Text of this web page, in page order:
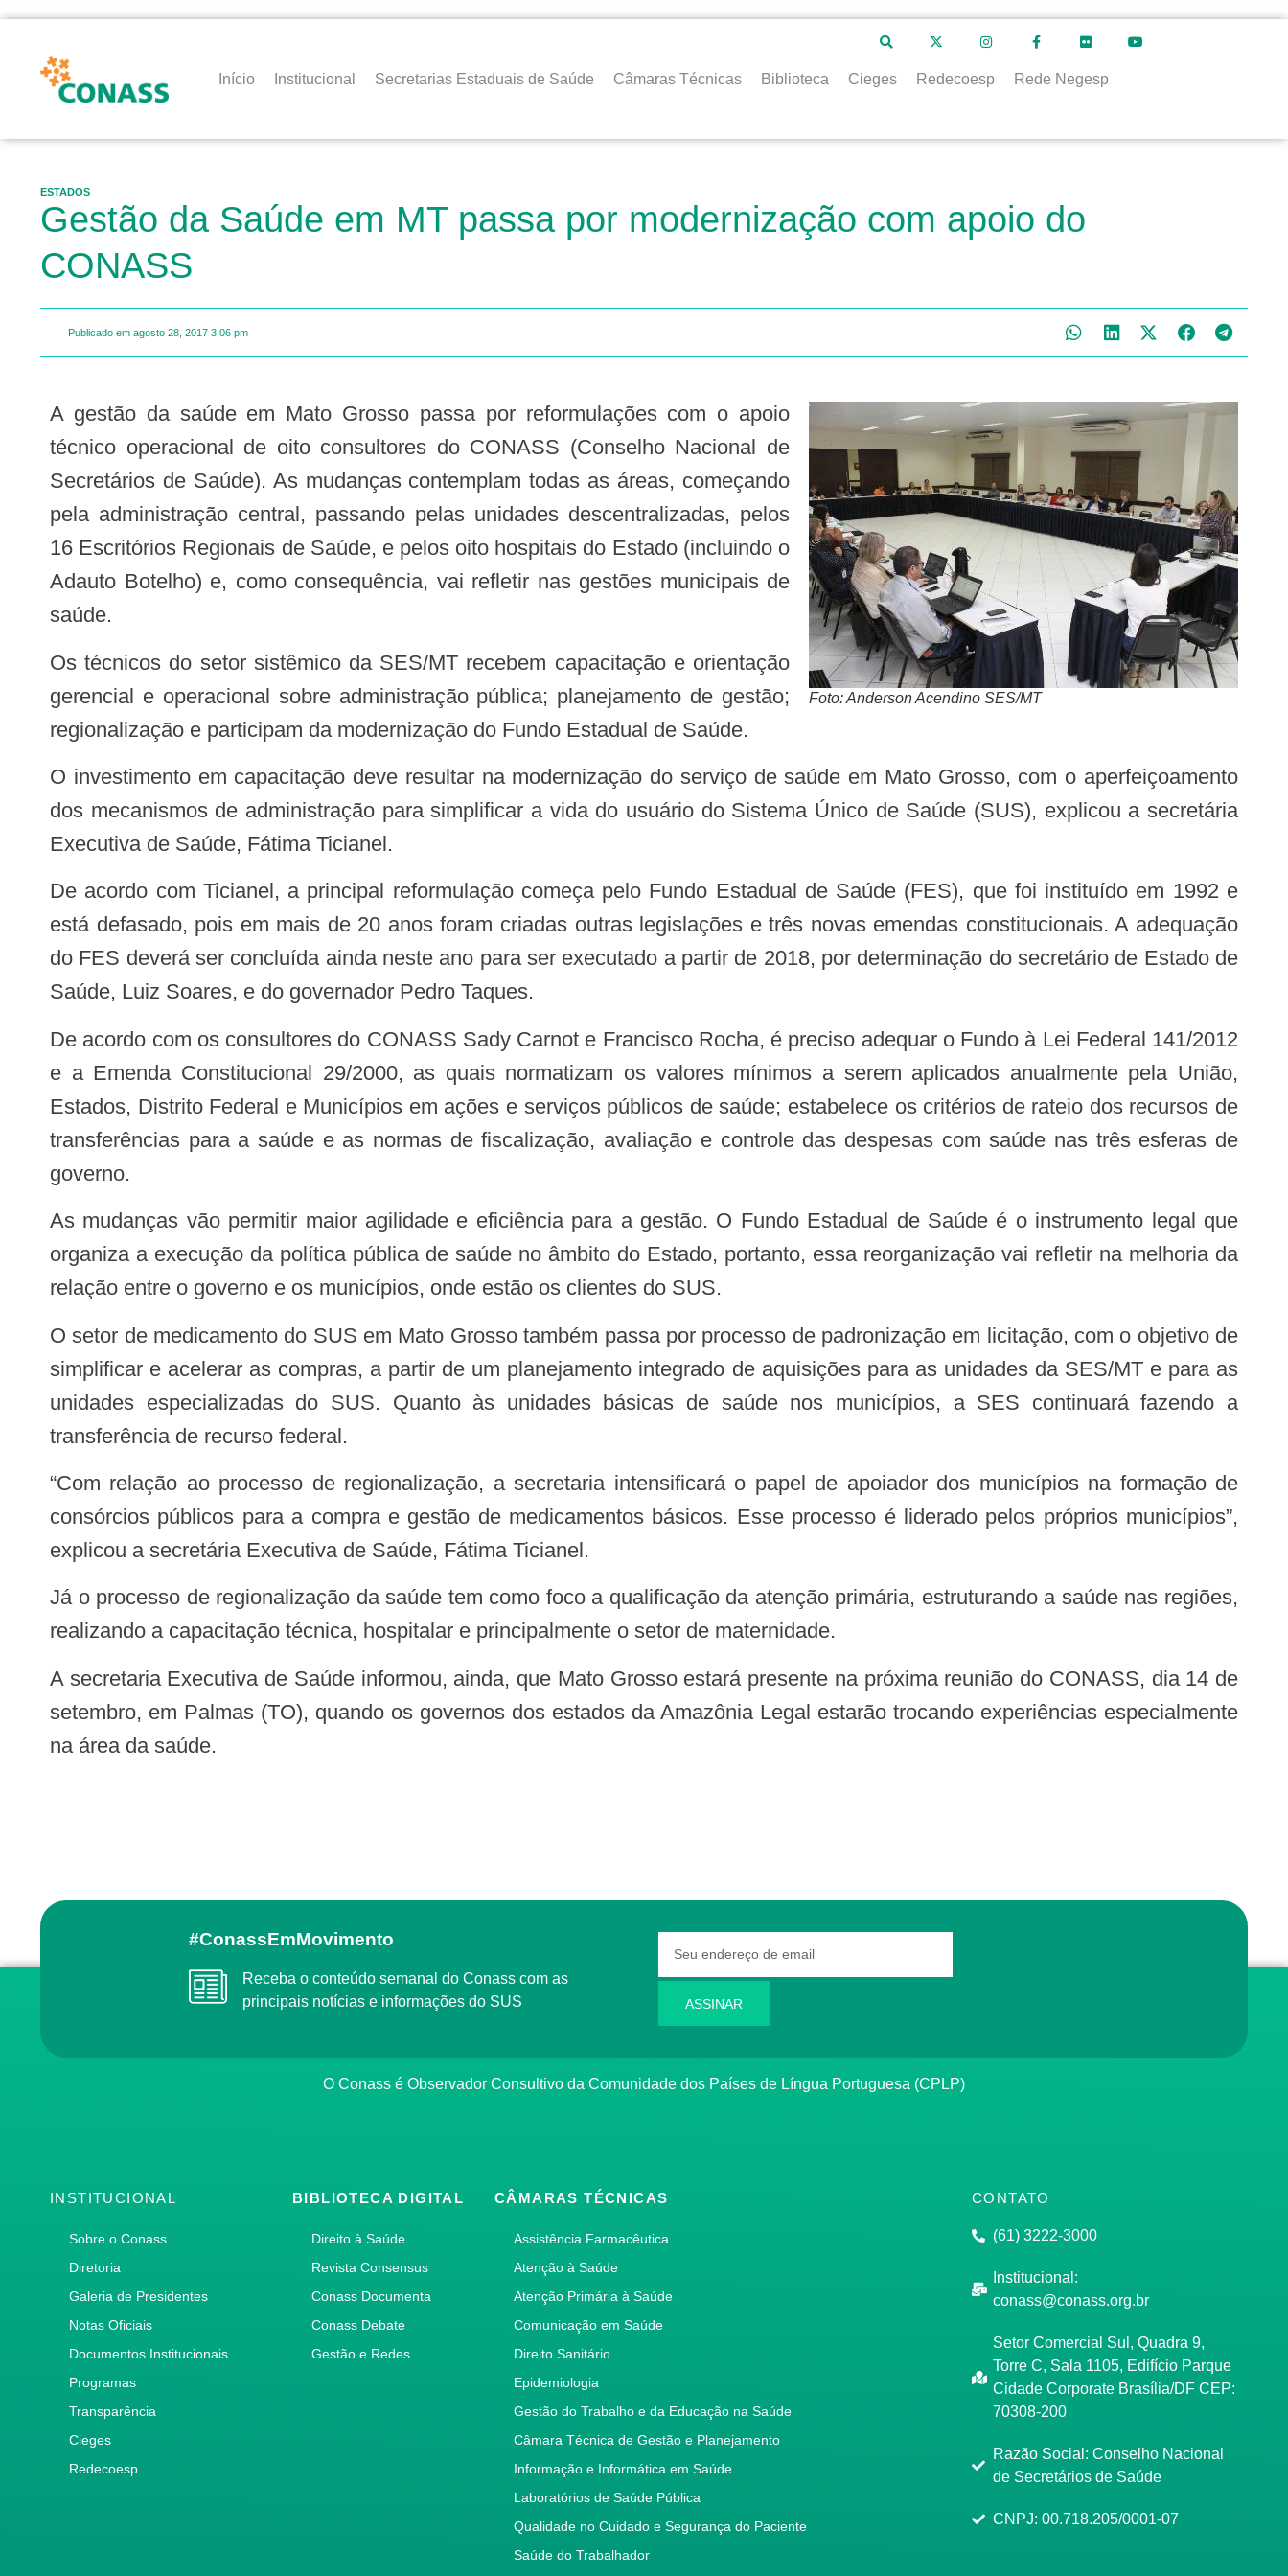
Início Institucional Secretarias Estaduais de Saúde Câmaras Técnicas Biblioteca Cieges Redecoesp Rede Negesp
ESTADOS
Gestão da Saúde em MT passa por modernização com apoio do
CONASS
Publicado em agosto 28, 2017 3:06 pm
Foto: Anderson Acendino SES/MT
A gestão da saúde em Mato Grosso passa por reformulações com o apoio
técnico operacional de oito consultores do CONASS (Conselho Nacional de
Secretários de Saúde). As mudanças contemplam todas as áreas, começando
pela administração central, passando pelas unidades descentralizadas, pelos
16 Escritórios Regionais de Saúde, e pelos oito hospitais do Estado (incluindo o
Adauto Botelho) e, como consequência, vai refletir nas gestões municipais de
saúde.
Os técnicos do setor sistêmico da SES/MT recebem capacitação e orientação
gerencial e operacional sobre administração pública; planejamento de gestão;
regionalização e participam da modernização do Fundo Estadual de Saúde.
O investimento em capacitação deve resultar na modernização do serviço de saúde em Mato Grosso, com o aperfeiçoamento
dos mecanismos de administração para simplificar a vida do usuário do Sistema Único de Saúde (SUS), explicou a secretária
Executiva de Saúde, Fátima Ticianel.
De acordo com Ticianel, a principal reformulação começa pelo Fundo Estadual de Saúde (FES), que foi instituído em 1992 e
está defasado, pois em mais de 20 anos foram criadas outras legislações e três novas emendas constitucionais. A adequação
do FES deverá ser concluída ainda neste ano para ser executado a partir de 2018, por determinação do secretário de Estado de
Saúde, Luiz Soares, e do governador Pedro Taques.
De acordo com os consultores do CONASS Sady Carnot e Francisco Rocha, é preciso adequar o Fundo à Lei Federal 141/2012
e a Emenda Constitucional 29/2000, as quais normatizam os valores mínimos a serem aplicados anualmente pela União,
Estados, Distrito Federal e Municípios em ações e serviços públicos de saúde; estabelece os critérios de rateio dos recursos de
transferências para a saúde e as normas de fiscalização, avaliação e controle das despesas com saúde nas três esferas de
governo.
As mudanças vão permitir maior agilidade e eficiência para a gestão. O Fundo Estadual de Saúde é o instrumento legal que
organiza a execução da política pública de saúde no âmbito do Estado, portanto, essa reorganização vai refletir na melhoria da
relação entre o governo e os municípios, onde estão os clientes do SUS.
O setor de medicamento do SUS em Mato Grosso também passa por processo de padronização em licitação, com o objetivo de
simplificar e acelerar as compras, a partir de um planejamento integrado de aquisições para as unidades da SES/MT e para as
unidades especializadas do SUS. Quanto às unidades básicas de saúde nos municípios, a SES continuará fazendo a
transferência de recurso federal.
“Com relação ao processo de regionalização, a secretaria intensificará o papel de apoiador dos municípios na formação de
consórcios públicos para a compra e gestão de medicamentos básicos. Esse processo é liderado pelos próprios municípios”,
explicou a secretária Executiva de Saúde, Fátima Ticianel.
Já o processo de regionalização da saúde tem como foco a qualificação da atenção primária, estruturando a saúde nas regiões,
realizando a capacitação técnica, hospitalar e principalmente o setor de maternidade.
A secretaria Executiva de Saúde informou, ainda, que Mato Grosso estará presente na próxima reunião do CONASS, dia 14 de
setembro, em Palmas (TO), quando os governos dos estados da Amazônia Legal estarão trocando experiências especialmente
na área da saúde.
#ConassEmMovimento
Receba o conteúdo semanal do Conass com as
principais notícias e informações do SUS
ASSINAR
O Conass é Observador Consultivo da Comunidade dos Países de Língua Portuguesa (CPLP)
INSTITUCIONAL
Sobre o Conass
Diretoria
Galeria de Presidentes
Notas Oficiais
Documentos Institucionais
Programas
Transparência
Cieges
Redecoesp
BIBLIOTECA DIGITAL
Direito à Saúde
Revista Consensus
Conass Documenta
Conass Debate
Gestão e Redes
CÂMARAS TÉCNICAS
Assistência Farmacêutica
Atenção à Saúde
Atenção Primária à Saúde
Comunicação em Saúde
Direito Sanitário
Epidemiologia
Gestão do Trabalho e da Educação na Saúde
Câmara Técnica de Gestão e Planejamento
Informação e Informática em Saúde
Laboratórios de Saúde Pública
Qualidade no Cuidado e Segurança do Paciente
Saúde do Trabalhador
CONTATO
(61) 3222-3000
Institucional:
conass@conass.org.br
Setor Comercial Sul, Quadra 9,
Torre C, Sala 1105, Edifício Parque
Cidade Corporate Brasília/DF CEP:
70308-200
Razão Social: Conselho Nacional
de Secretários de Saúde
CNPJ: 00.718.205/0001-07